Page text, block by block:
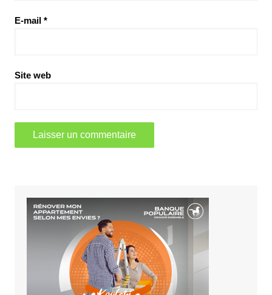
E-mail *
Site web